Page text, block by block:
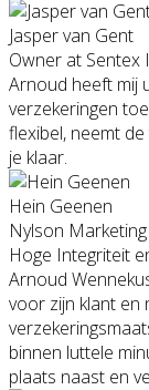
Jasper van Gent
Owner at Sentex
Arnoud heeft mij
verzekeringen
flexibel, neemt
je klaar.
Hein Geenen
Nylson
Hoge Integriteit
Arnoud
voor zijn klant en
binnen luttele
plaats naast en